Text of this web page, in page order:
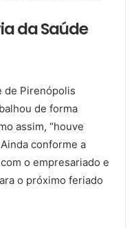
da Saúde
de Pirenópolis
de forma
assim, “houve
conforme a
o empresariado e
o próximo feriado